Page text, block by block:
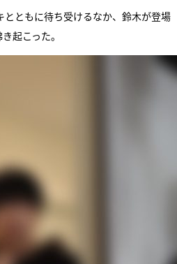
ともに待ち受けるなか、鈴木が登場
起こった。